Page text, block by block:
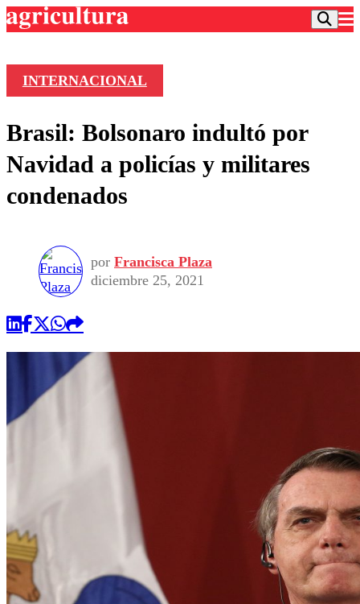
Frecuencias
Agricultura TV
Deportes
Colo Colo
Seleccion Chilena
Torneo Internacional
Entretención
Economía
Internacional
Publicaciones en medios
Opinión
INTERNACIONAL
Brasil: Bolsonaro indultó por
Navidad a policías y militares
condenados
por Francisca Plaza
diciembre 25, 2021